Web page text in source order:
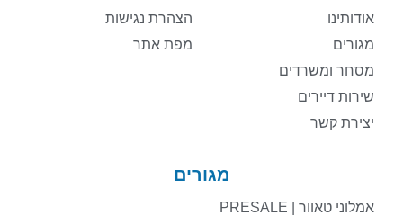
אודותינו
מגורים
מסחר ומשרדים
שירות דיירים
יצירת קשר
הצהרת נגישות
מפת אתר
מגורים
אמלוני טאוור | PRESALE